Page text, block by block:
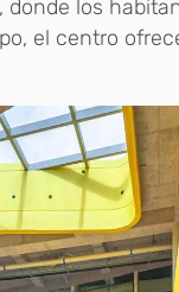
los
el centro